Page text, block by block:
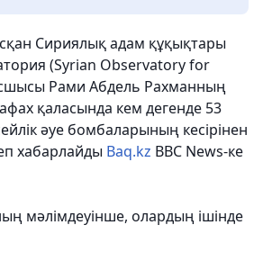
Сириялық адам құқықтары
(Syrian Observatory for
Рами Абдель Рахманның
қаласында кем дегенде 53
әуе бомбаларының кесірінен
хабарлайды Baq.kz BBC News-ке
мәлімдеуінше, олардың ішінде